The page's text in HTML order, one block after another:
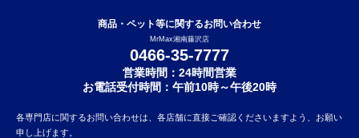
商品・ペット等に関するお問い合わせ
MrMax湘南藤沢店
0466-35-7777
営業時間：24時間営業
お電話受付時間：午前10時～午後20時
各専門店に関するお問い合わせは、各店舗に直接ご確認くださいますよう、お願い
申し上げます。